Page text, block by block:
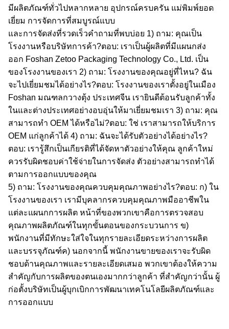
มีผลิตภัณฑ์ทั่วไปหลากหลาย อุปกรณ์ครบครัน แม่พิมพ์ยอด
เยี่ยม การจัดการที่สมบูรณ์แบบ
และการจัดส่งที่รวดเร็วคำถามที่พบบ่อย 1) ถาม: คุณเป็น
โรงงานหรือบริษัทการค้า?ตอบ: เราเป็นผู้ผลิตที่มีแผนกส่ง
ออก Foshan Zetoo Packaging Technology Co., Ltd. เป็น
ของโรงงานของเรา 2) ถาม: โรงงานของคุณอยู่ที่ไหน? ฉัน
จะไปเยี่ยมชมได้อย่างไร?ตอบ: โรงงานของเราตั้งอยู่ในเมือง
Foshan มณฑลกวางตุ้ง ประเทศจีน เรายินดีต้อนรับลูกค้าทั้ง
ในและต่างประเทศอย่างอบอุ่นให้มาเยี่ยมชมเรา 3) ถาม: คุณ
สามารถทำ OEM ได้หรือไม่?ตอบ: ใช่ เราสามารถให้บริการ
OEM แก่ลูกค้าได้ 4) ถาม: ฉันจะได้รับตัวอย่างได้อย่างไร?
ตอบ: เรารู้สึกเป็นเกียรติที่ได้จัดหาตัวอย่างให้คุณ ลูกค้าใหม่
ควรรับผิดชอบค่าใช้จ่ายในการจัดส่ง ตัวอย่างสามารถทำได้
ตามการออกแบบของคุณ
5) ถาม: โรงงานของคุณควบคุมคุณภาพอย่างไร?ตอบ: ก) ใน
โรงงานของเรา เรามีบุคลากรควบคุมคุณภาพมืออาชีพใน
แต่ละแผนกการผลิต หน้าที่ของพวกเขาคือการตรวจสอบ
คุณภาพผลิตภัณฑ์ในทุกขั้นตอนของกระบวนการ ข)
พนักงานที่มีทักษะใส่ใจในทุกรายละเอียดระหว่างการผลิต
และบรรจุภัณฑ์ค) นอกจากนี้ พนักงานขายของเราจะรับผิด
ชอบด้านคุณภาพและรายละเอียดเสมอ พวกเขาต้องให้ความ
สำคัญกับการผลิตของตนเองมากกว่าลูกค้า ที่สำคัญกว่านั้น ผู้
ก่อตั้งบริษัทเป็นผู้บุกเบิกการพัฒนาเทคโนโลยีผลิตภัณฑ์และ
การออกแบบ